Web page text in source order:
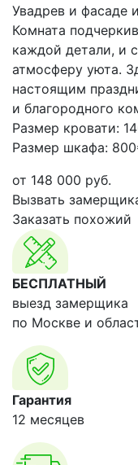
Увадрев и фасаде
Комната
каждой детали, и
атмосферу уюта.
настоящим
и благородного
Размер кровати:
Размер шкафа:
от 148 000 руб.
Вызвать
Заказать похожий
БЕСПЛАТНЫЙ
выезд замерщика
по Москве и
Гарантия
12 месяцев